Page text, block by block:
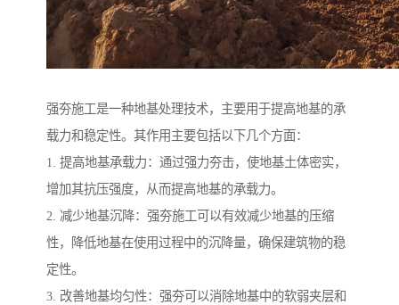
强夯施工是一种地基处理技术，主要用于提高地基的承
载力和稳定性。其作用主要包括以下几个方面：
1. 提高地基承载力：通过强力夯击，使地基土体密实，
增加其抗压强度，从而提高地基的承载力。
2. 减少地基沉降：强夯施工可以有效减少地基的压缩
性，降低地基在使用过程中的沉降量，确保建筑物的稳
定性。
3. 改善地基均匀性：强夯可以消除地基中的软弱夹层和